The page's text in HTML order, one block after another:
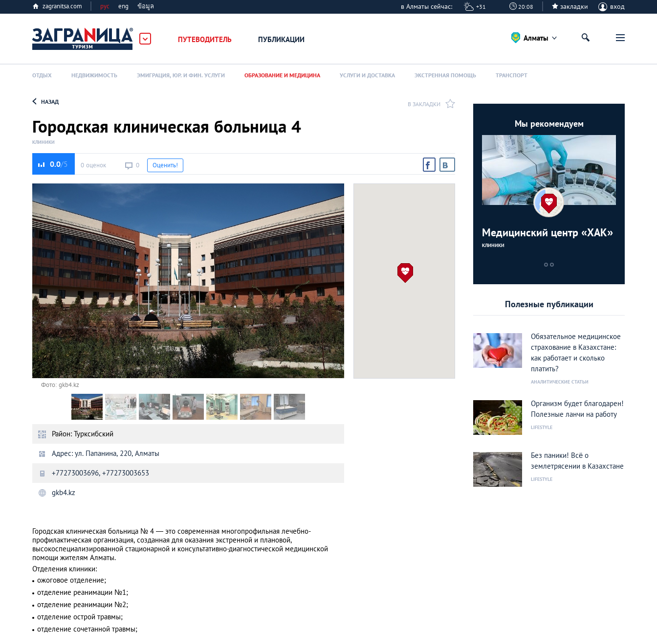
zagranitsa.com рус eng ข้อมูล в Алматы сейчас: +31 20:08 закладки вход
ПУТЕВОДИТЕЛЬ ПУБЛИКАЦИИ
Астана
Афины
Киев
Лондон
Лос-Анджелес
Москва
Паттайя
Пхукет
Loading...
Алматы
ОТДЫХ НЕДВИЖИМОСТЬ ЭМИГРАЦИЯ, ЮР. И ФИН. УСЛУГИ ОБРАЗОВАНИЕ И МЕДИЦИНА УСЛУГИ И ДОСТАВКА ЭКСТРЕННАЯ ПОМОЩЬ ТРАНСПОРТ
НАЗАД В ЗАКЛАДКИ
Городская клиническая больница 4
КЛИНИКИ
0.0 0 оценок 0 Оценить!
Фото: gkb4.kz
Район: Турксибский
Адрес: ул. Папанина, 220, Алматы
+77273003696, +77273003653
gkb4.kz
Городская клиническая больница № 4 — это современная многопрофильная лечебно-
профилактическая организация, созданная для оказания экстренной и плановой,
высокоспециализированной стационарной и консультативно-диагностической медицинской
помощи жителям Алматы.
Отделения клиники:
ожоговое отделение;
отделение реанимации №1;
отделение реанимации №2;
отделение острой травмы;
отделение сочетанной травмы;
Мы рекомендуем
Медицинский центр «ХАК»
КЛИНИКИ
Полезные публикации
Обязательное медицинское
страхование в Казахстане:
как работает и сколько
платить?
АНАЛИТИЧЕСКИЕ СТАТЬИ
Организм будет благодарен!
Полезные ланчи на работу
LIFESTYLE
Без паники! Всё о
землетрясении в Казахстане
LIFESTYLE